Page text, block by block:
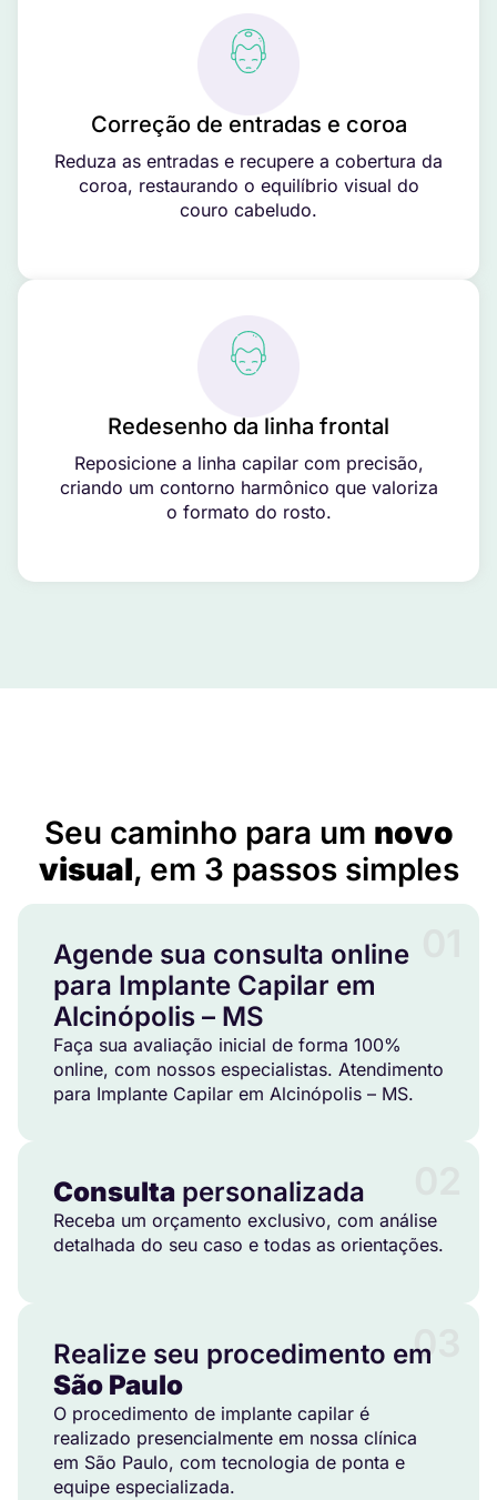
Correção de entradas e coroa
Reduza as entradas e recupere a cobertura da
coroa, restaurando o equilíbrio visual do
couro cabeludo.
Redesenho da linha frontal
Reposicione a linha capilar com precisão,
criando um contorno harmônico que valoriza
o formato do rosto.
Seu caminho para um novo
visual, em 3 passos simples
Agende sua consulta online
para Implante Capilar em
Alcinópolis – MS
Faça sua avaliação inicial de forma 100%
online, com nossos especialistas. Atendimento
para Implante Capilar em Alcinópolis – MS.
Consulta personalizada
Receba um orçamento exclusivo, com análise
detalhada do seu caso e todas as orientações.
03
Realize seu procedimento em
São Paulo
O procedimento de implante capilar é
realizado presencialmente em nossa clínica
em São Paulo, com tecnologia de ponta e
equipe especializada.